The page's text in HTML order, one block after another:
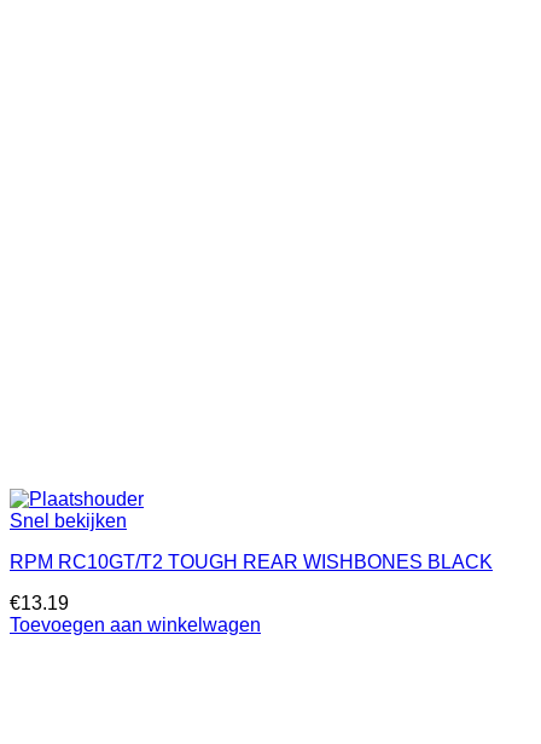
Snel bekijken
RPM RC10GT/T2 TOUGH REAR WISHBONES BLACK
€13.19
Toevoegen aan winkelwagen